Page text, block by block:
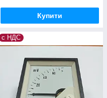
Купити
с НДС